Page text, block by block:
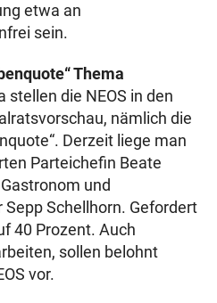
etwa an
sein.
Thema
stellen die NEOS in den
nämlich die
Derzeit liege man
Parteichefin Beate
und
Schellhorn. Gefordert
40 Prozent. Auch
sollen belohnt
vor.